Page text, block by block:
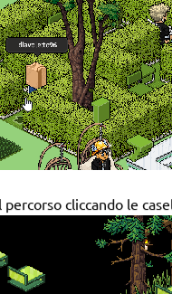
percorso cliccando le